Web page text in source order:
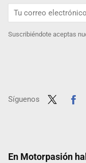
Suscribiéndote aceptas
Síguenos
En Motorpasión